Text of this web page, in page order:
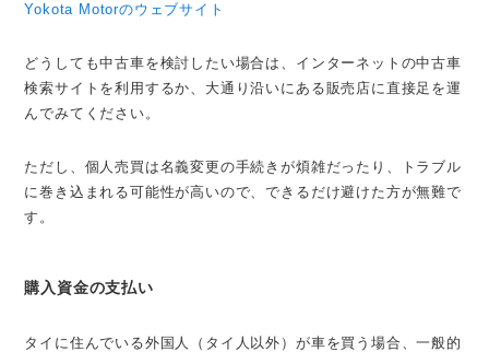
Yokota Motorのウェブサイト
どうしても中古車を検討したい場合は、インターネットの中古車
検索サイトを利用するか、大通り沿いにある販売店に直接足を運
んでみてください。
ただし、個人売買は名義変更の手続きが煩雑だったり、トラブル
に巻き込まれる可能性が高いので、できるだけ避けた方が無難で
す。
購入資金の支払い
タイに住んでいる外国人（タイ人以外）が車を買う場合、一般的